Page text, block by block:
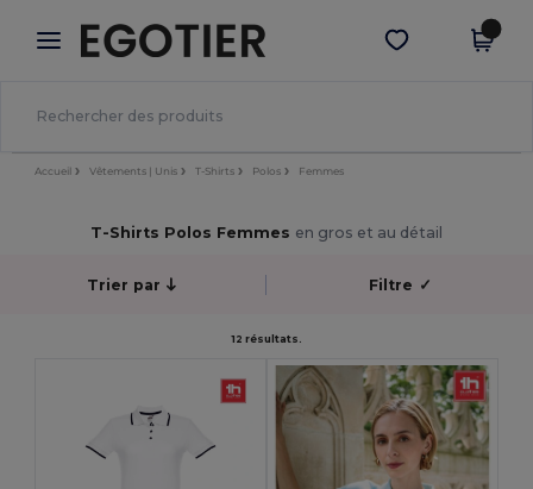
× Appli Egotier
Meilleurs prix sur l’app !
Obtenir l'appli
Accueil Vêtements | Unis T-Shirts Polos Femmes
T-Shirts Polos Femmes en gros et au détail
Trier par Filtre ✓
12 résultats.